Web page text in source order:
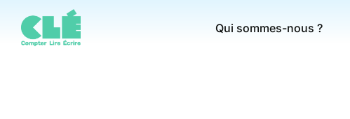
Qui sommes-nous ?